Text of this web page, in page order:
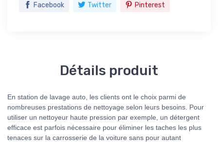
Facebook Twitter Pinterest
Détails produit
En station de lavage auto, les clients ont le choix parmi de
nombreuses prestations de nettoyage selon leurs besoins. Pour
utiliser un nettoyeur haute pression par exemple, un détergent
efficace est parfois nécessaire pour éliminer les taches les plus
tenaces sur la carrosserie de la voiture sans pour autant